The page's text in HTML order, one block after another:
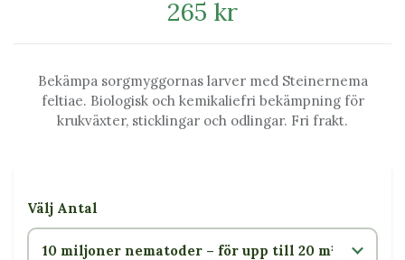
265 kr
Bekämpa sorgmyggornas larver med Steinernema
feltiae. Biologisk och kemikaliefri bekämpning för
krukväxter, sticklingar och odlingar. Fri frakt.
Välj Antal